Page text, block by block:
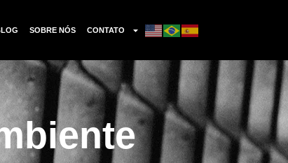
SOBRE NÓS CONTATO